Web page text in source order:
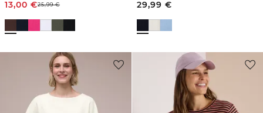
13,00 €25,99€
29,99 €